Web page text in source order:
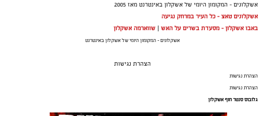
אשקלונים - המקומון היומי של אשקלון באינטרנט מאז 2005
אשקלונים טאצ - כל העיר במרחק נגיעה
באבו אשקלון - מסעדת בשרים על האש | שווארמה אשקלון
אשקלונים - המקומון היומי של אשקלון באינטרנט
הצהרת נגישות
הצהרת נגישות
הצהרת נגישות
גלובוס סנטר חוף אשקלון